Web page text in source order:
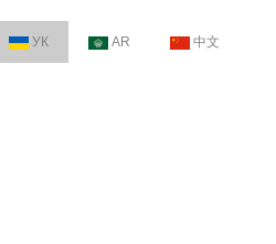
УК AR 中文